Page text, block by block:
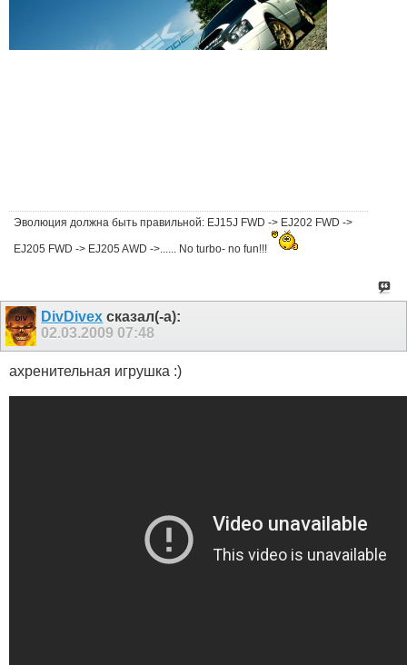
Эволюция должна быть правильной: EJ15J FWD -> EJ202 FWD ->
EJ205 FWD -> EJ205 AWD ->...... No turbo- no fun!!!
DivDivex сказал(-а):
02.03.2009 07:48
ахренительная игрушка :)